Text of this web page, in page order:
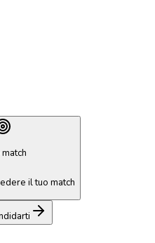
il tuo match